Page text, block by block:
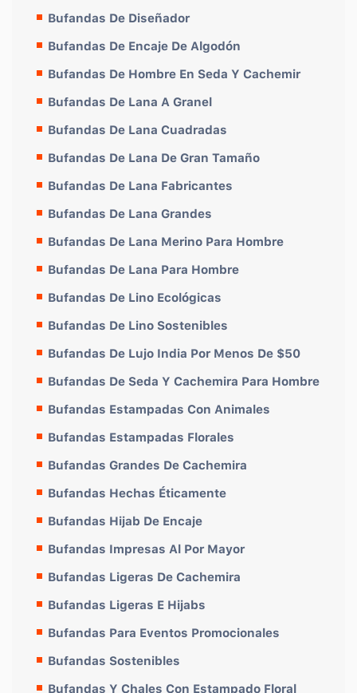
Bufandas De Diseñador
Bufandas De Encaje De Algodón
Bufandas De Hombre En Seda Y Cachemir
Bufandas De Lana A Granel
Bufandas De Lana Cuadradas
Bufandas De Lana De Gran Tamaño
Bufandas De Lana Fabricantes
Bufandas De Lana Grandes
Bufandas De Lana Merino Para Hombre
Bufandas De Lana Para Hombre
Bufandas De Lino Ecológicas
Bufandas De Lino Sostenibles
Bufandas De Lujo India Por Menos De $50
Bufandas De Seda Y Cachemira Para Hombre
Bufandas Estampadas Con Animales
Bufandas Estampadas Florales
Bufandas Grandes De Cachemira
Bufandas Hechas Éticamente
Bufandas Hijab De Encaje
Bufandas Impresas Al Por Mayor
Bufandas Ligeras De Cachemira
Bufandas Ligeras E Hijabs
Bufandas Para Eventos Promocionales
Bufandas Sostenibles
Bufandas Y Chales Con Estampado Floral